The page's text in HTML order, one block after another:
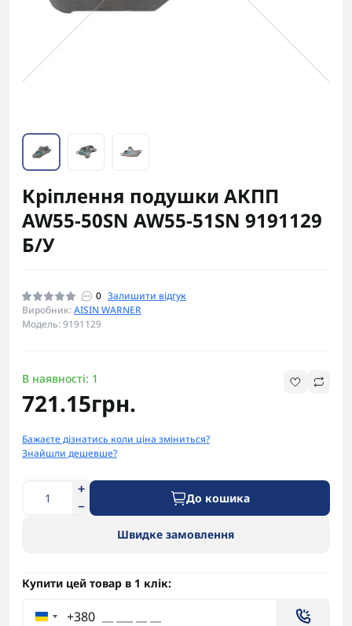
Кріплення подушки АКПП
AW55-50SN AW55-51SN 9191129
Б/У
0 Залишити відгук
Виробник:AISIN WARNER
Модель: 9191129
В наявності: 1
721.15грн.
Бажаєте дізнатись коли ціна зміниться?
Знайшли дешевше?
До кошика
Швидке замовлення
Купити цей товар в 1 клік:
+380